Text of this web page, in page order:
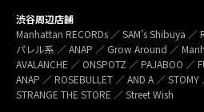
渋谷周辺店舗
Manhattan RECORDs ／ SAM’s Shibuya ／
パレル系 ／ ANAP ／ Grow Around ／
AVALANCHE ／ ONSPOTZ ／ PAJABOO ／
ANAP ／ ROSEBULLET ／ AND A ／
STRANGE THE STORE ／ Street Wish